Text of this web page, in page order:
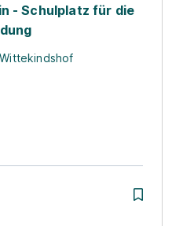
- Schulplatz für die